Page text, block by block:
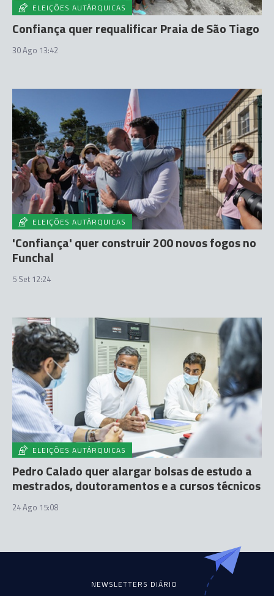
ELEIÇÕES AUTÁRQUICAS
Confiança quer requalificar Praia de São Tiago
30 Ago 13:42
ELEIÇÕES AUTÁRQUICAS
'Confiança' quer construir 200 novos fogos no
Funchal
5 Set 12:24
ELEIÇÕES AUTÁRQUICAS
Pedro Calado quer alargar bolsas de estudo a
mestrados, doutoramentos e a cursos técnicos
24 Ago 15:08
NEWSLETTERS DIÁRIO